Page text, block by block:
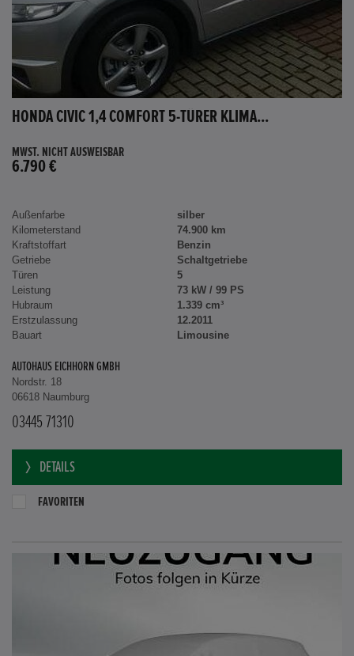
HONDA CIVIC 1,4 COMFORT 5-TÜRER KLIMA...
MWST. NICHT AUSWEISBAR
6.790 €
Außenfarbe
silber
Kilometerstand
74.900 km
Kraftstoffart
Benzin
Getriebe
Schaltgetriebe
Türen
5
Leistung
73 kW / 99 PS
Hubraum
1.339 cm³
Erstzulassung
12.2011
Bauart
Limousine
AUTOHAUS EICHHORN GMBH
Nordstr. 18
06618 Naumburg
03445 71310
DETAILS
FAVORITEN